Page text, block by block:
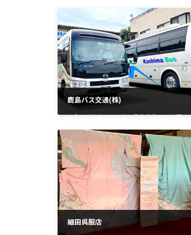
鹿島バス交通(株)
安全で快適なバスの旅を提供 鹿島バス交通㈱
ろん、社員旅行や学校遠足・冠婚葬祭時の送
合宿など、お客様のご要望に合わせた最適な
供しています。 […]
細田呉服店